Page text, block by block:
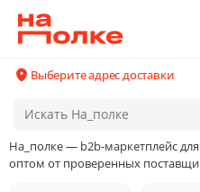
Выберите адрес доставки
На_полке — b2b-маркетплейс
оптом от проверенных